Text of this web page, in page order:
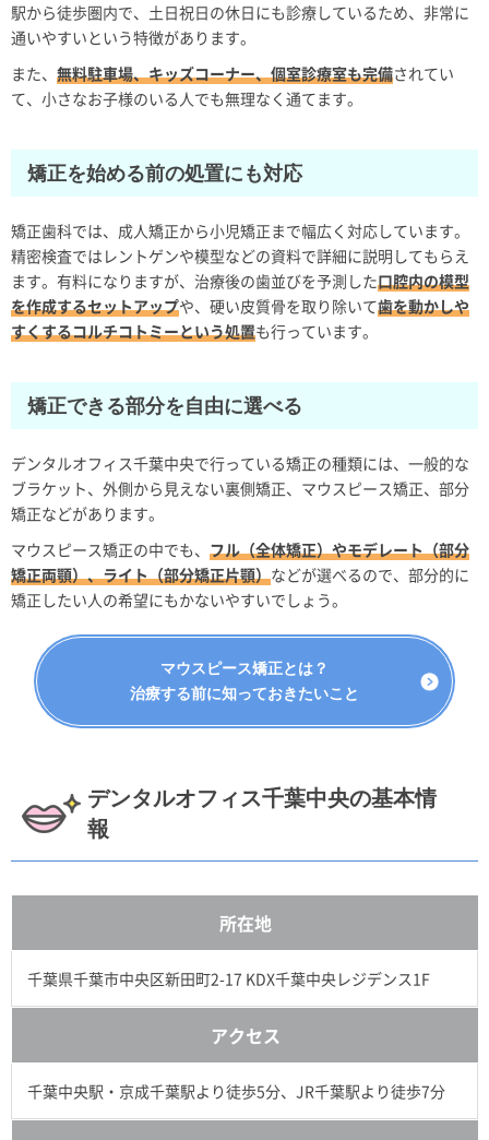
駅から徒歩圏内で、土日祝日の休日にも診療しているため、非常に
通いやすいという特徴があります。
また、 無料駐車場、キッズコーナー、個室診療室も完備されてい
て、小さなお子様のいる人でも無理なく通てます。
矯正を始める前の処置にも対応
矯正歯科では、成人矯正から小児矯正まで幅広く対応しています。
精密検査ではレントゲンや模型などの資料で詳細に説明してもらえ
ます。有料になりますが、治療後の歯並びを予測した口腔内の模型
を作成するセットアップや、硬い皮質骨を取り除いて歯を動かしや
すくするコルチコトミーという処置も行っています。
矯正できる部分を自由に選べる
デンタルオフィス千葉中央で行っている矯正の種類には、一般的な
ブラケット、外側から見えない裏側矯正、マウスピース矯正、部分
矯正などがあります。
マウスピース矯正の中でも、 フル（全体矯正）やモデレート（部分
矯正両顎）、ライト（部分矯正片顎）などが選べるので、部分的に
矯正したい人の希望にもかないやすいでしょう。
マウスピース矯正とは？
治療する前に知っておきたいこと
デンタルオフィス千葉中央の基本情
報
所在地
千葉県千葉市中央区新田町2-17 KDX千葉中央レジデンス1F
アクセス
千葉中央駅・京成千葉駅より徒歩5分、JR千葉駅より徒歩7分